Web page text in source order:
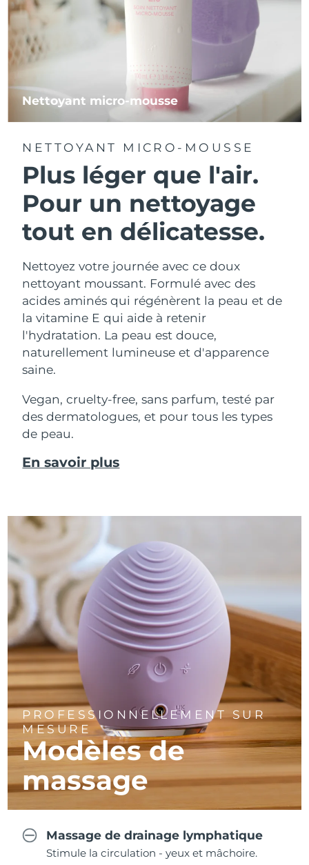
Nettoyant micro-mousse
NETTOYANT MICRO-MOUSSE
Plus léger que l'air.
Pour un nettoyage
tout en délicatesse.
Nettoyez votre journée avec ce doux
nettoyant moussant. Formulé avec des
acides aminés qui régénèrent la peau et de
la vitamine E qui aide à retenir
l'hydratation. La peau est douce,
naturellement lumineuse et d'apparence
saine.
Vegan, cruelty-free, sans parfum, testé par
des dermatologues, et pour tous les types
de peau.
En savoir plus
PROFESSIONNELLEMENT SUR
MESURE
Modèles de
massage
Massage de drainage lymphatique
Stimule la circulation - yeux et mâchoire.